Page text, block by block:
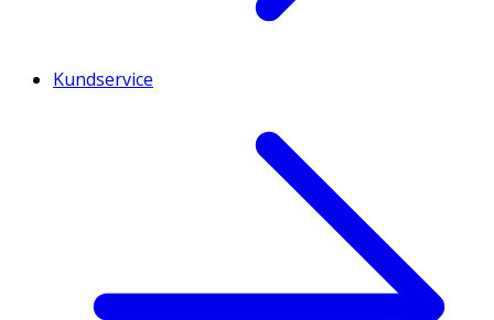
Kundservice